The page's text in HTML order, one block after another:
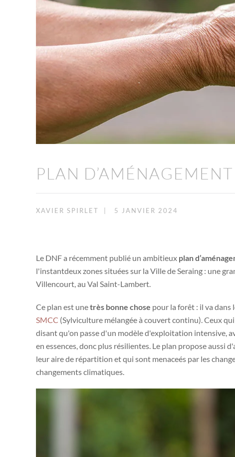
PLAN
XAVIER SPIRLET 5 JANVIER 2024
Le DNF a récemment publié un ambitieux plan
l'instantdeux zones situées sur la Ville de Seraing : une
Villencourt, au Val Saint-Lambert.
Ce plan est unetrès bonne chose pour la forêt : il va dans
SMCC (Sylviculture mélangée à couvert continu). Ceux
disant qu'on passe d'un modèle d'exploitation intensive,
en essences, donc plus résilientes. Le plan propose aussi
leur aire de répartition et qui sont menaceés par les
changements climatiques.